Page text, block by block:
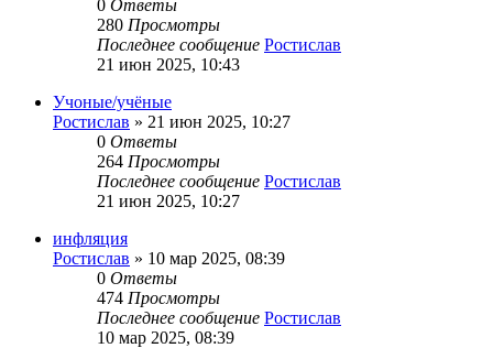
0 Ответы
280 Просмотры
Последнее сообщение Ростислав
21 июн 2025, 10:43
Учоные/учёные
Ростислав » 21 июн 2025, 10:27
0 Ответы
264 Просмотры
Последнее сообщение Ростислав
21 июн 2025, 10:27
инфляция
Ростислав » 10 мар 2025, 08:39
0 Ответы
474 Просмотры
Последнее сообщение Ростислав
10 мар 2025, 08:39